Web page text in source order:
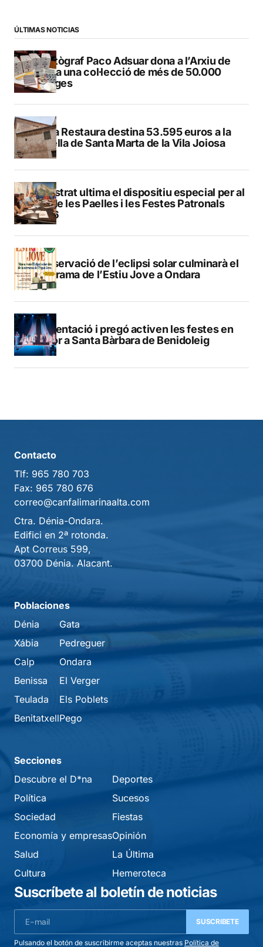
ÚLTIMAS NOTICIAS
El fotògraf Paco Adsuar dona a l’Arxiu de
Dénia una col·lecció de més de 50.000
imatges
El Pla Restaura destina 53.595 euros a la
capella de Santa Marta de la Vila Joiosa
Finestrat ultima el dispositiu especial per al
Dia de les Paelles i les Festes Patronals
2026
L’observació de l’eclipsi solar culminarà el
programa de l’Estiu Jove a Ondara
Presentació i pregó activen les festes en
honor a Santa Bàrbara de Benidoleig
Contacto
Tlf: 965 780 703
Fax: 965 780 676
correo@canfalimarinaalta.com
Ctra. Dénia-Ondara.
Edifici en 2ª rotonda.
Apt Correus 599,
03700 Dénia. Alacant.
Poblaciones
Dénia
Xábia
Calp
Benissa
Teulada
Benitatxell
Gata
Pedreguer
Ondara
El Verger
Els Poblets
Pego
Secciones
Descubre el D*na
Política
Sociedad
Economía y empresas
Salud
Cultura
Deportes
Sucesos
Fiestas
Opinión
La Última
Hemeroteca
Suscríbete al boletín de noticias
SUSCRIBETE
Pulsando el botón de suscribirme aceptas nuestras Política de